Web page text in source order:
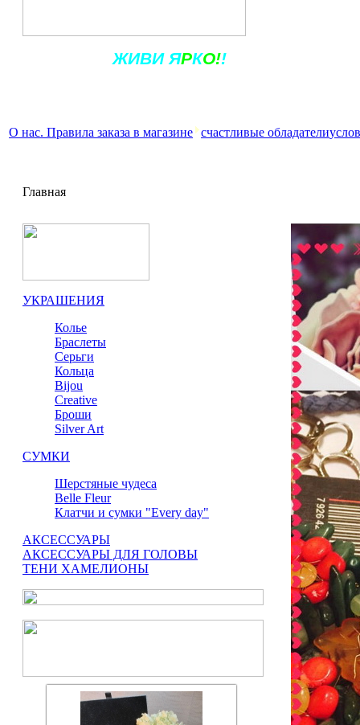
ЖИВИ ЯРКО!!
О нас. Правила заказа в магазине счастливые обладатели
Главная
УКРАШЕНИЯ
Колье
Браслеты
Серьги
Кольца
Bijou
Сreative
Броши
Silver Art
СУМКИ
Шерстяные чудеса
Belle Fleur
Клатчи и сумки "Every day"
АКСЕССУАРЫ
АКСЕССУАРЫ ДЛЯ ГОЛОВЫ
ТЕНИ ХАМЕЛИОНЫ